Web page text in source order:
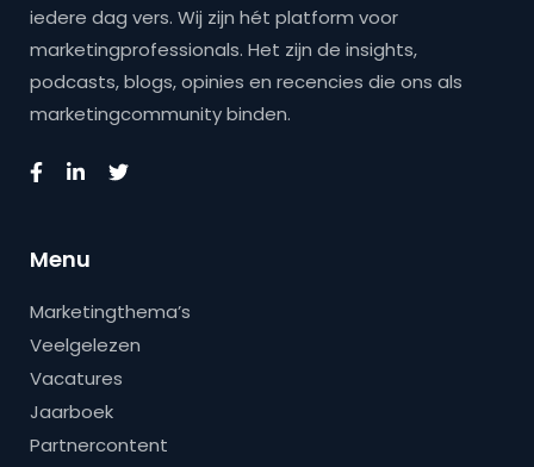
iedere dag vers. Wij zijn hét platform voor
marketingprofessionals. Het zijn de insights,
podcasts, blogs, opinies en recencies die ons als
marketingcommunity binden.
Menu
Marketingthema’s
Veelgelezen
Vacatures
Jaarboek
Partnercontent